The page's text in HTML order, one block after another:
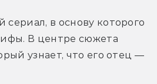
в основу которого
В центре сюжета
узнает, что его отец —